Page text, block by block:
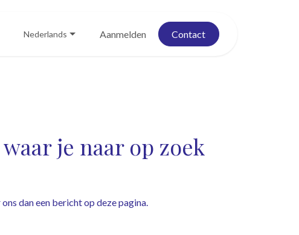
Blog Evenementen
Nederlands Aanmelden Contact
je naar op zoek
dan een bericht op deze pagina.